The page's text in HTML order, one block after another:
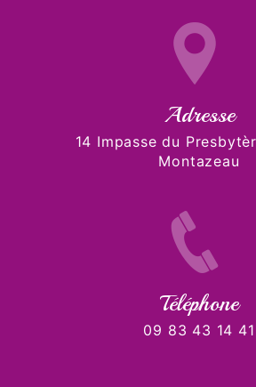
Adresse
14 Impasse du
Montazeau
Téléphone
09 83 43 14 41